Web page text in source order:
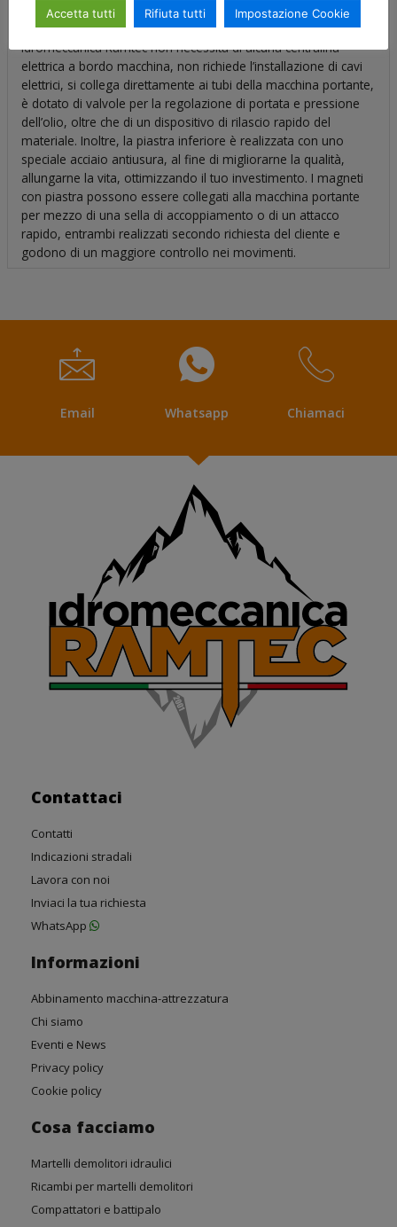
martelli demolitori, compattatori idraulici a piastra vibrante,
pinze, cesoie o frantumatori. Il magnete da braccio
Idromeccanica Ramtec non necessita di alcuna centralina
elettrica a bordo macchina, non richiede l’installazione di cavi
elettrici, si collega direttamente ai tubi della macchina portante,
è dotato di valvole per la regolazione di portata e pressione
dell’olio, oltre che di un dispositivo di rilascio rapido del
materiale. Inoltre, la piastra inferiore è realizzata con uno
speciale acciaio antiusura, al fine di migliorarne la qualità,
allungarne la vita, ottimizzando il tuo investimento. I magneti
con piastra possono essere collegati alla macchina portante
per mezzo di una sella di accoppiamento o di un attacco
rapido, entrambi realizzati secondo richiesta del cliente e
godono di un maggiore controllo nei movimenti.
Email Whatsapp Chiamaci
Cosa facciamo
Martelli demolitori idraulici
Ricambi per martelli demolitori
Compattatori e battipalo
Contattaci
Contatti
Indicazioni stradali
Lavora con noi
Inviaci la tua richiesta
WhatsApp
Informazioni
Abbinamento macchina-attrezzatura
Chi siamo
Eventi e News
Privacy policy
Cookie policy
Accetta tutti Rifiuta tutti Impostazione Cookie